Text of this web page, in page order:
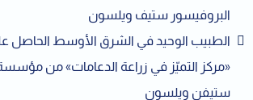
البروفيسور ستيف ويلسون
الطبيب الوحيد في الشرق الأوسط الحاصل
«مركز التميّز في زراعة الدعامات» من
ستيفن ويلسون